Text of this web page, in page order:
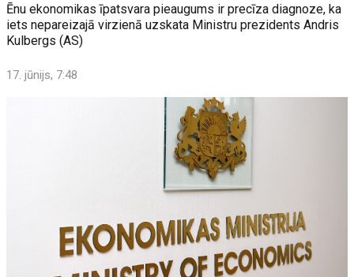
Ēnu ekonomikas īpatsvara pieaugums ir precīza diagnoze, ka
iets nepareizajā virzienā uzskata Ministru prezidents Andris
Kulbergs (AS)
17. jūnijs, 7:48